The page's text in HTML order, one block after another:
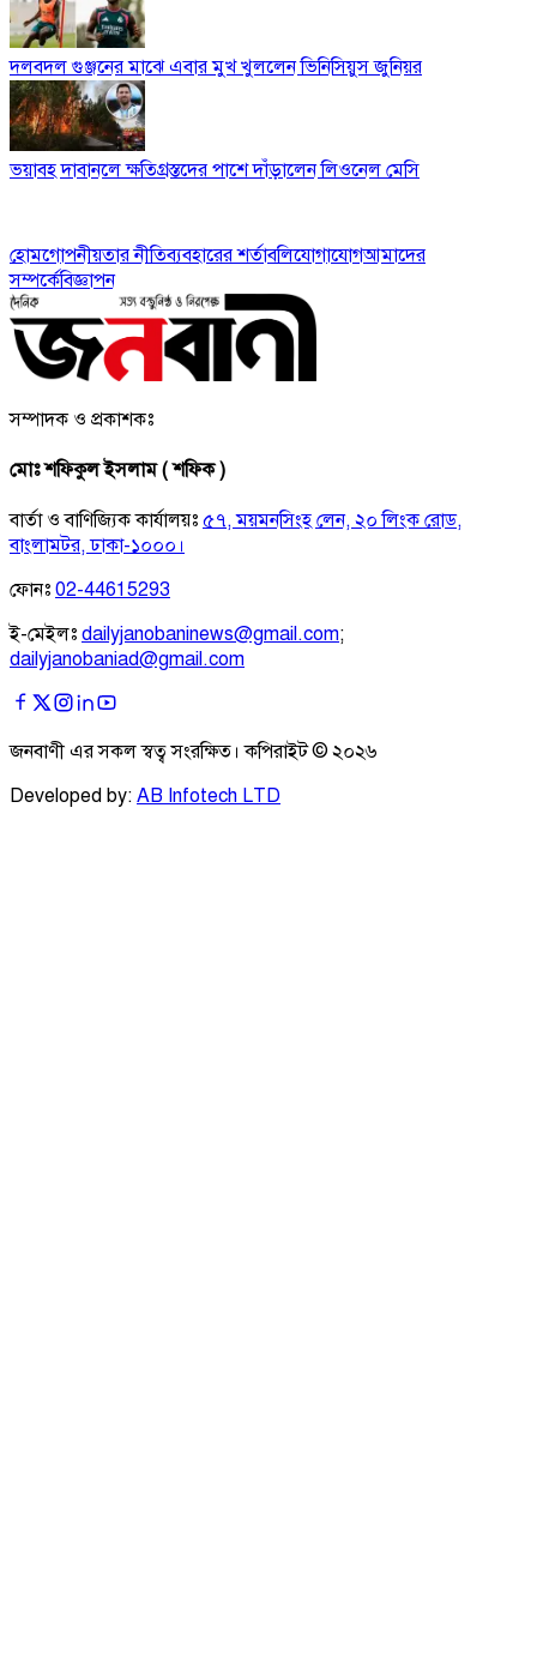
দলবদল গুঞ্জনের মাঝে এবার মুখ খুললেন ভিনিসিয়ুস জুনিয়র
ভয়াবহ দাবানলে ক্ষতিগ্রস্তদের পাশে দাঁড়ালেন লিওনেল মেসি
হোমগোপনীয়তার নীতিব্যবহারের শর্তাবলিযোগাযোগআমাদের
সম্পর্কেবিজ্ঞাপন
সম্পাদক ও প্রকাশকঃ
মোঃ শফিকুল ইসলাম ( শফিক )
বার্তা ও বাণিজ্যিক কার্যালয়ঃ ৫৭, ময়মনসিংহ লেন, ২০ লিংক রোড,
বাংলামটর, ঢাকা-১০০০।
ফোনঃ 02-44615293
ই-মেইলঃ dailyjanobaninews@gmail.com;
dailyjanobaniad@gmail.com
জনবাণী এর সকল স্বত্ব সংরক্ষিত। কপিরাইট © ২০২৬
Developed by: AB Infotech LTD